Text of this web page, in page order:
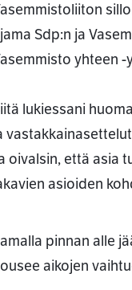
Sdp:n ja
yhteen -
lukiessani
oivalsin, että asia
asioiden
pinnan alle
aikojen